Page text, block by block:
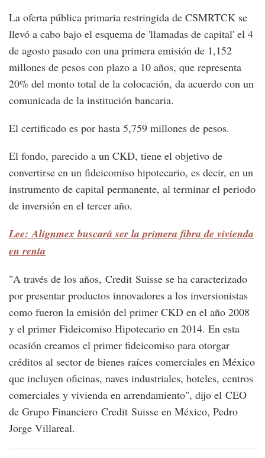
La oferta pública primaria restringida de CSMRTCK se
llevó a cabo bajo el esquema de 'llamadas de capital' el 4
de agosto pasado con una primera emisión de 1,152
millones de pesos con plazo a 10 años, que representa
20% del monto total de la colocación, da acuerdo con un
comunicada de la institución bancaria.
El certificado es por hasta 5,759 millones de pesos.
El fondo, parecido a un CKD, tiene el objetivo de
convertirse en un fideicomiso hipotecario, es decir, en un
instrumento de capital permanente, al terminar el periodo
de inversión en el tercer año.
Lee: Alignmex buscará ser la primera fibra de vivienda
en renta
"A través de los años, Credit Suisse se ha caracterizado
por presentar productos innovadores a los inversionistas
como fueron la emisión del primer CKD en el año 2008
y el primer Fideicomiso Hipotecario en 2014. En esta
ocasión creamos el primer fideicomiso para otorgar
créditos al sector de bienes raíces comerciales en México
que incluyen oficinas, naves industriales, hoteles, centros
comerciales y vivienda en arrendamiento", dijo el CEO
de Grupo Financiero Credit Suisse en México, Pedro
Jorge Villareal.